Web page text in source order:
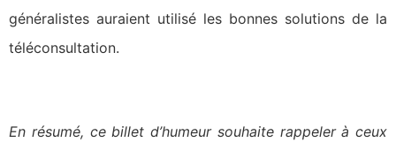
généralistes auraient utilisé les bonnes solutions de la
téléconsultation.
En résumé, ce billet d’humeur souhaite rappeler à ceux